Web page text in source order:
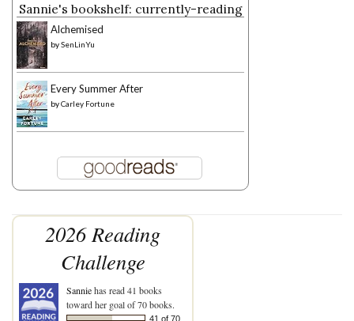
Sannie's bookshelf: currently-reading
Alchemised
bySenLinYu
Every Summer After
byCarley Fortune
2026 Reading
Challenge
Sanniehas read 41 books
toward her goal of 70 books.
41 of 70